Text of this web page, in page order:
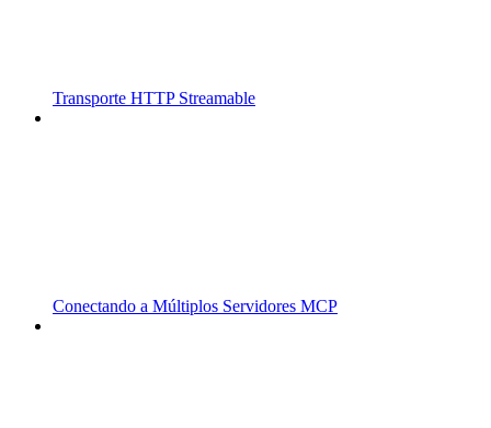
Transporte HTTP Streamable
Conectando a Múltiplos Servidores MCP